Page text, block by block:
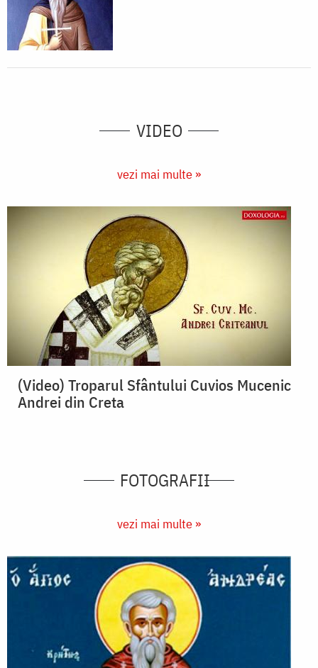
VIDEO
vezi mai multe »
(Video) Troparul Sfântului Cuvios Mucenic
Andrei din Creta
FOTOGRAFII
vezi mai multe »